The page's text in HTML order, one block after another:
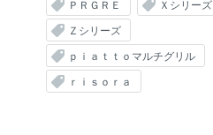
ＰＲＧＲＥ
Ｘシリーズ
Ｚシリーズ
ｐｉａｔｔｏマルチグリル
ｒｉｓｏｒａ